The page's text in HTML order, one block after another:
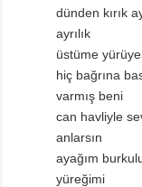
dünden kırık
ayrılık
üstüme
hiç bağrına
varmış beni
can havliyle
anlarsın
ayağım
yüreğimi